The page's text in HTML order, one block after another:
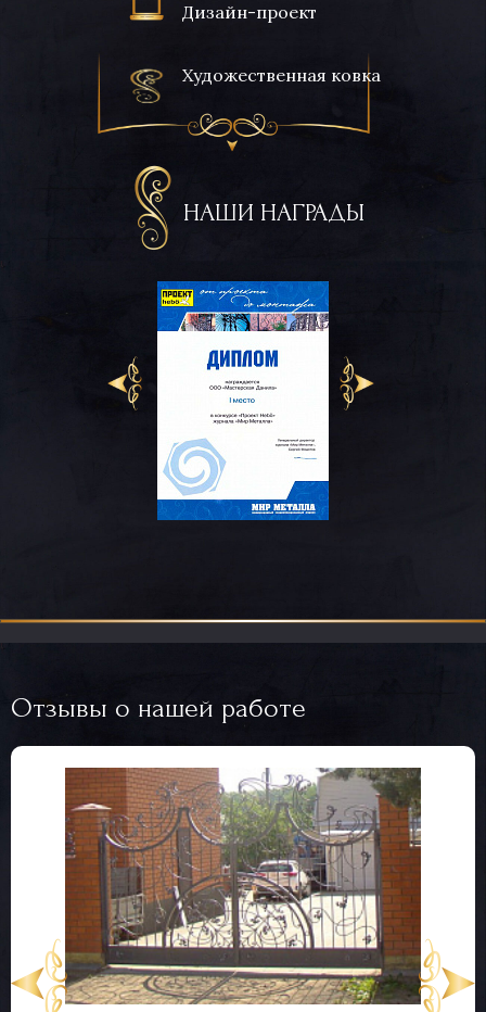
Дизайн-проект
Художественная ковка
НАШИ НАГРАДЫ
Отзывы о нашей работе